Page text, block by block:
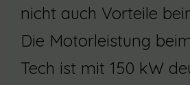
nicht auch Vorteile
Die Motorleistung
Tech ist mit 150 kW